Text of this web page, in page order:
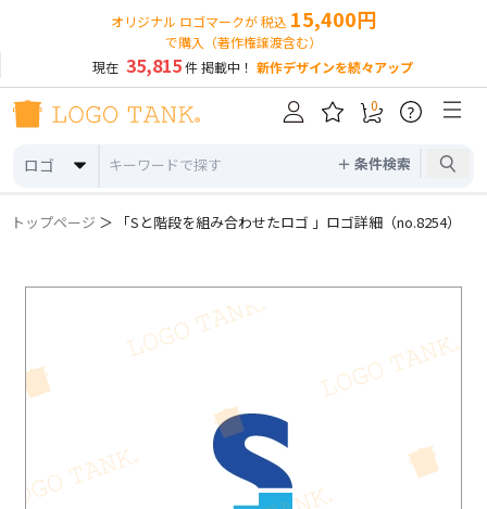
オリジナル ロゴマークが 税込 15,400円
で購入（著作権譲渡含む）
現在 35,815件 掲載中！ 新作デザインを続々アップ
ロゴ ＋ 条件検索
0 ?
トップページ ＞ 「Sと階段を組み合わせたロゴ 」ロゴ詳細（no.8254）